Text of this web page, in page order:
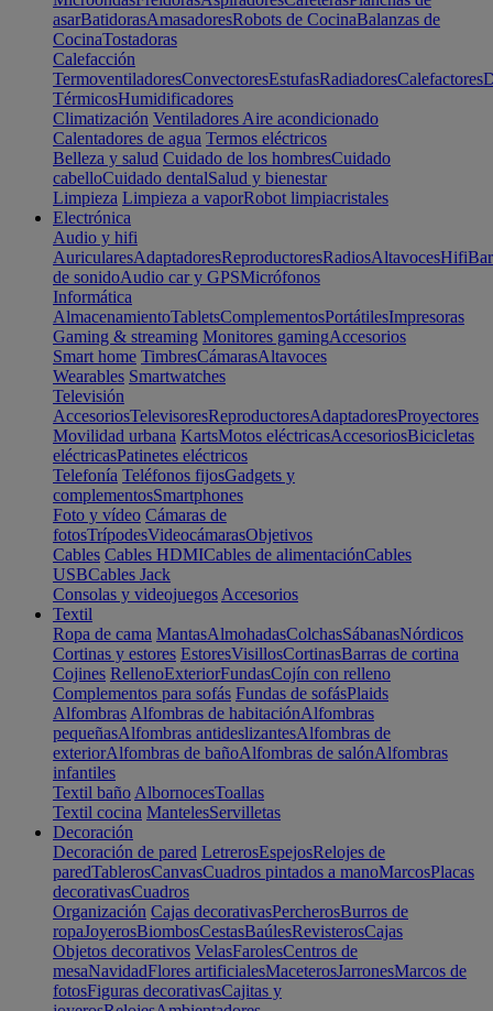
asarBatidorasAmasadoresRobots de CocinaBalanzas de
CocinaTostadoras
Calefacción
TermoventiladoresConvectoresEstufasRadiadoresCalefactores
TérmicosHumidificadores
Climatización Ventiladores Aire acondicionado
Calentadores de agua Termos eléctricos
Belleza y salud Cuidado de los hombresCuidado
cabelloCuidado dentalSalud y bienestar
Limpieza Limpieza a vaporRobot limpiacristales
Electrónica
Audio y hifi
AuricularesAdaptadoresReproductoresRadiosAltavocesHifi
de sonidoAudio car y GPSMicrófonos
Informática
AlmacenamientoTabletsComplementosPortátilesImpresoras
Gaming & streaming Monitores gamingAccesorios
Smart home TimbresCámarasAltavoces
Wearables Smartwatches
Televisión
AccesoriosTelevisoresReproductoresAdaptadoresProyectores
Movilidad urbana KartsMotos eléctricasAccesoriosBicicletas
eléctricasPatinetes eléctricos
Telefonía Teléfonos fijosGadgets y
complementosSmartphones
Foto y vídeo Cámaras de
fotosTrípodesVideocámarasObjetivos
Cables Cables HDMICables de alimentaciónCables
USBCables Jack
Consolas y videojuegos Accesorios
Textil
Ropa de cama MantasAlmohadasColchasSábanasNórdicos
Cortinas y estores EstoresVisillosCortinasBarras de cortina
Cojines RellenoExteriorFundasCojín con relleno
Complementos para sofás Fundas de sofásPlaids
Alfombras Alfombras de habitaciónAlfombras
pequeñasAlfombras antideslizantesAlfombras de
exteriorAlfombras de bañoAlfombras de salónAlfombras
infantiles
Textil baño AlbornocesToallas
Textil cocina MantelesServilletas
Decoración
Decoración de pared LetrerosEspejosRelojes de
paredTablerosCanvasCuadros pintados a manoMarcosPlacas
decorativasCuadros
Organización Cajas decorativasPercherosBurros de
ropaJoyerosBiombosCestasBaúlesRevisterosCajas
Objetos decorativos VelasFarolesCentros de
mesaNavidadFlores artificialesMaceterosJarronesMarcos de
fotosFiguras decorativasCajitas y